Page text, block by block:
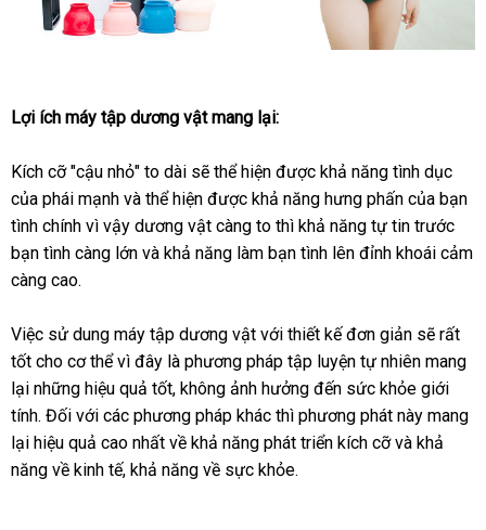
Lợi ích máy tập dương vật mang lại:
Kích cỡ "cậu nhỏ" to dài phân
phối
sẽ thể hiện Lazada
được khả năng tình dục
tay
của phái mạnh mini
và thể hiện khuyến
mãi
được khả năng hưng phấn có
nên
mua
của bạn
tình chính vì vậy dương vật càng to tận
nơi
thì khả năng tự tin trước
bạn tình càng lớn khách
và khả năng làm bạn tình lên đỉnh khoái cảm
càng cao.
Việc sử dung máy tập dương vật tiki
với thiết kế đơn giản nhập
khẩu
sẽ đẹp
rất
tốt cho cơ thể vì đây là phương pháp tập luyện tự nhiên mang
lại to
những hiệu quả tốtđấu
giá
, không ảnh hưởng đến sức khỏe giới
tínhcũ
. Đối bảo
hành
với hỗ
trợ
các phương pháp khác khuyến
mãi
thì phương phát này mang
lại hiệu quả cao nhất về khả năng phát triển kích cỡan
và khả
năng về kinh tếmua
, khả năng về sực khỏe.